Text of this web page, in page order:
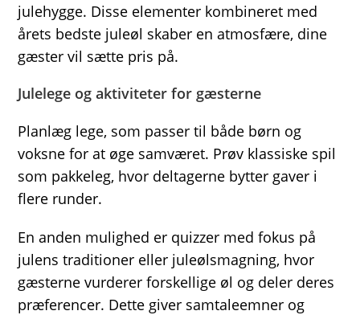
julehygge. Disse elementer kombineret med
årets bedste juleøl skaber en atmosfære, dine
gæster vil sætte pris på.
Julelege og aktiviteter for gæsterne
Planlæg lege, som passer til både børn og
voksne for at øge samværet. Prøv klassiske spil
som pakkeleg, hvor deltagerne bytter gaver i
flere runder.
En anden mulighed er quizzer med fokus på
julens traditioner eller juleølsmagning, hvor
gæsterne vurderer forskellige øl og deler deres
præferencer. Dette giver samtaleemner og